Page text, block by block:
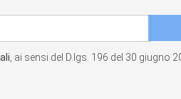
, ai sensi del D.lgs. 196 del 30 giugno